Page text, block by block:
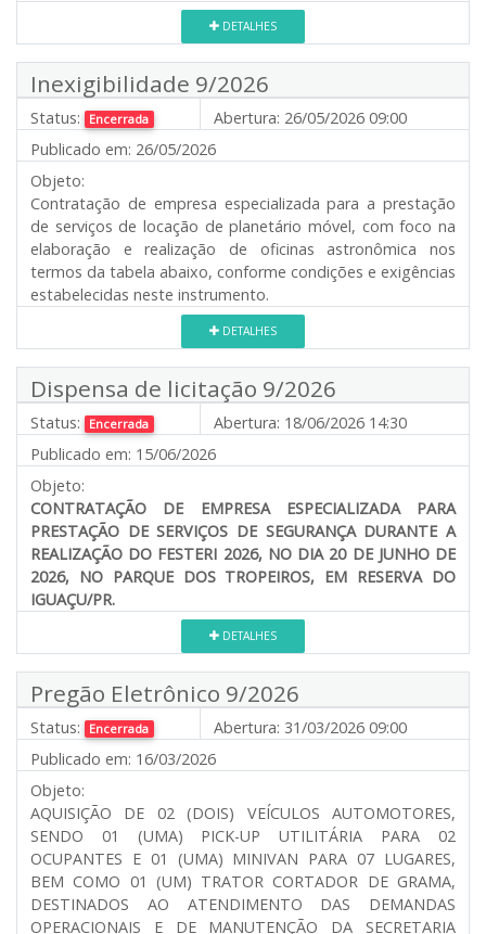
DETALHES
Inexigibilidade 9/2026
Status: Encerrada Abertura: 26/05/2026 09:00
Publicado em: 26/05/2026
Objeto:
Contratação de empresa especializada para a prestação
de serviços de locação de planetário móvel, com foco na
elaboração e realização de oficinas astronômica nos
termos da tabela abaixo, conforme condições e exigências
estabelecidas neste instrumento.
DETALHES
Dispensa de licitação 9/2026
Status: Encerrada Abertura: 18/06/2026 14:30
Publicado em: 15/06/2026
Objeto:
CONTRATAÇÃO DE EMPRESA ESPECIALIZADA PARA
PRESTAÇÃO DE SERVIÇOS DE SEGURANÇA DURANTE A
REALIZAÇÃO DO FESTERI 2026, NO DIA 20 DE JUNHO DE
2026, NO PARQUE DOS TROPEIROS, EM RESERVA DO
IGUAÇU/PR.
DETALHES
Pregão Eletrônico 9/2026
Status: Encerrada Abertura: 31/03/2026 09:00
Publicado em: 16/03/2026
Objeto:
AQUISIÇÃO DE 02 (DOIS) VEÍCULOS AUTOMOTORES,
SENDO 01 (UMA) PICK-UP UTILITÁRIA PARA 02
OCUPANTES E 01 (UMA) MINIVAN PARA 07 LUGARES,
BEM COMO 01 (UM) TRATOR CORTADOR DE GRAMA,
DESTINADOS AO ATENDIMENTO DAS DEMANDAS
OPERACIONAIS E DE MANUTENÇÃO DA SECRETARIA